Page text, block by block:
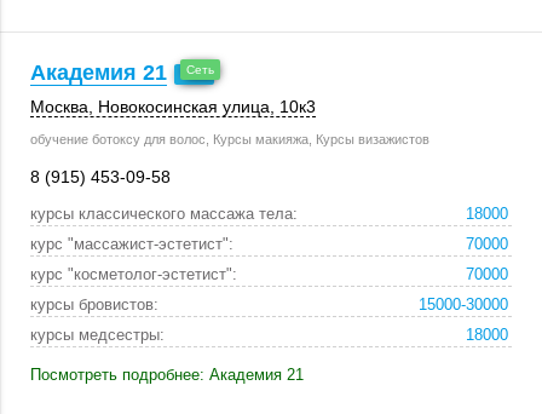
Академия 21
Москва Новокосинская улица 10к3
обучение ботоксу для волос, Курсы макияжа, Курсы визажистов
8 (915) 453-09-58
курсы классического массажа тела:
18000
курс "массажист-эстетист":
70000
курс "косметолог-эстетист":
70000
курсы бровистов:
15000-30000
курсы медсестры:
18000
Посмотреть подробнее: Академия 21